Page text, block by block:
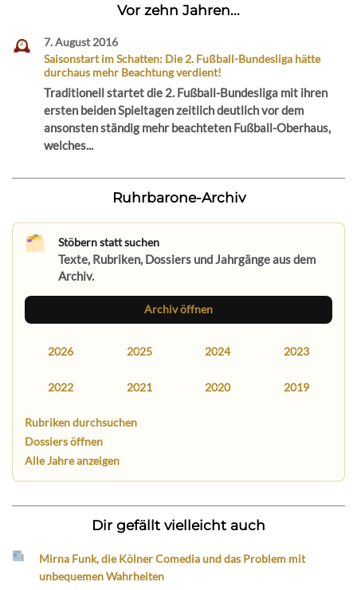
Vor zehn Jahren...
7. August 2016
Saisonstart im Schatten: Die 2. Fußball-Bundesliga hätte
durchaus mehr Beachtung verdient!
Traditionell startet die 2. Fußball-Bundesliga mit ihren
ersten beiden Spieltagen zeitlich deutlich vor dem
ansonsten ständig mehr beachteten Fußball-Oberhaus,
welches...
Ruhrbarone-Archiv
Stöbern statt suchen
Texte, Rubriken, Dossiers und Jahrgänge aus dem
Archiv.
Archiv öffnen
2026 2025 2024 2023
2022 2021 2020 2019
Rubriken durchsuchen
Dossiers öffnen
Alle Jahre anzeigen
Dir gefällt vielleicht auch
Mirna Funk, die Kölner Comedia und das Problem mit
unbequemen Wahrheiten